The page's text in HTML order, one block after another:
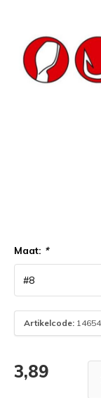
Maat: *
Artikelcode:
3,89